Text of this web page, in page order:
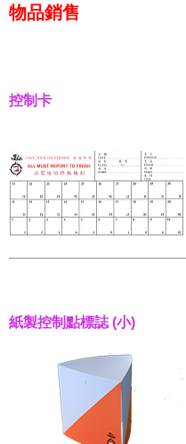
物品銷售
控制卡
紙製控制點標誌 (小)